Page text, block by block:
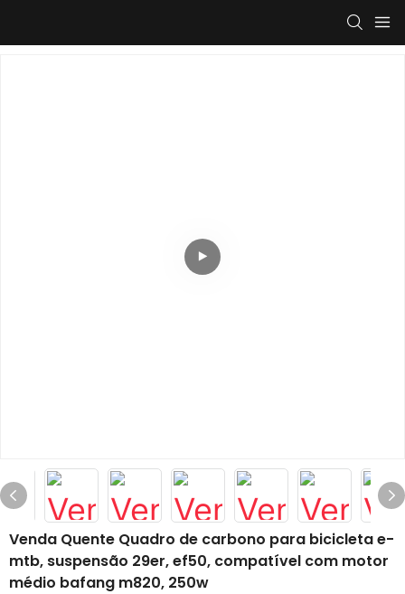
Venda Quente Quadro de carbono para bicicleta e-
mtb, suspensão 29er, ef50, compatível com motor
médio bafang m820, 250w